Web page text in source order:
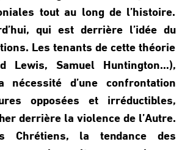
tout au long de l’histoire.
qui est derrière l’idée du
Les tenants de cette théorie
Lewis, Samuel Huntington…),
d’une confrontation
opposées et irréductibles,
derrière la violence de l’Autre.
Chrétiens, la tendance des